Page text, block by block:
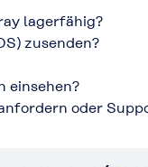
lagerfähig?
zusenden?
einsehen?
oder